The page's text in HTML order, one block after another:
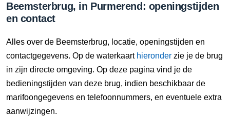
Beemsterbrug, in Purmerend: openingstijden
en contact
Alles over de Beemsterbrug, locatie, openingstijden en
contactgegevens. Op de waterkaart hieronder zie je de brug
in zijn directe omgeving. Op deze pagina vind je de
bedieningstijden van deze brug, indien beschikbaar de
marifoongegevens en telefoonnummers, en eventuele extra
aanwijzingen.